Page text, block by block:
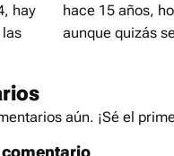
hay
hace 15 años,
aunque quizás
aún. ¡Sé el